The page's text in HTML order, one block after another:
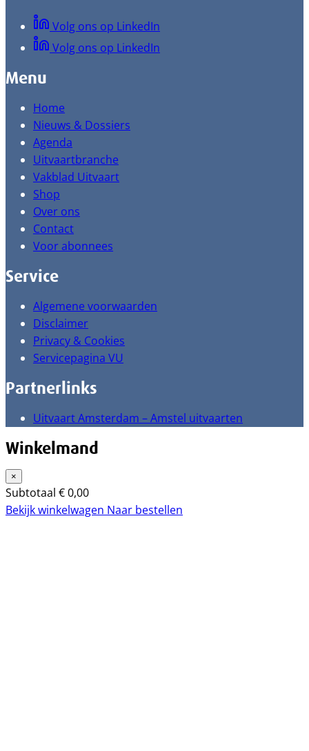
Volg ons op LinkedIn
Volg ons op LinkedIn
Menu
Home
Nieuws & Dossiers
Agenda
Uitvaartbranche
Vakblad Uitvaart
Shop
Over ons
Contact
Voor abonnees
Service
Algemene voorwaarden
Disclaimer
Privacy & Cookies
Servicepagina VU
Partnerlinks
Uitvaart Amsterdam – Amstel uitvaarten
Winkelmand
×
Subtotaal €0,00
Bekijk winkelwagen Naar bestellen